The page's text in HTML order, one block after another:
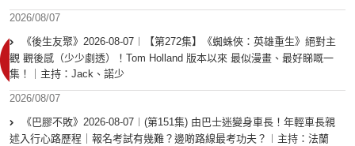
2026/08/07
《後生友聚》2026-08-07︱【第272集】《蜘蛛俠：英雄重生》絕對主
觀 觀後感（少少劇透）！Tom Holland 版本以來 最似漫畫、最好睇嘅一
集！｜主持：Jack、諾少
2026/08/07
《巴膠不敗》2026-08-07︱(第151集) 由巴士迷變身車長！年輕車長親
述入行心路歷程｜報名考試有幾難？邊啲路線最考功夫？︱主持：法蘭